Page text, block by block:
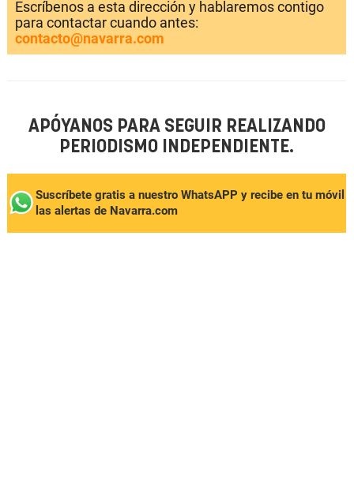
Escríbenos a esta dirección y hablaremos contigo
para contactar cuando antes:
contacto@navarra.com
APÓYANOS PARA SEGUIR REALIZANDO
PERIODISMO INDEPENDIENTE.
Suscríbete gratis a nuestro WhatsAPP y recibe en tu móvil
las alertas de Navarra.com